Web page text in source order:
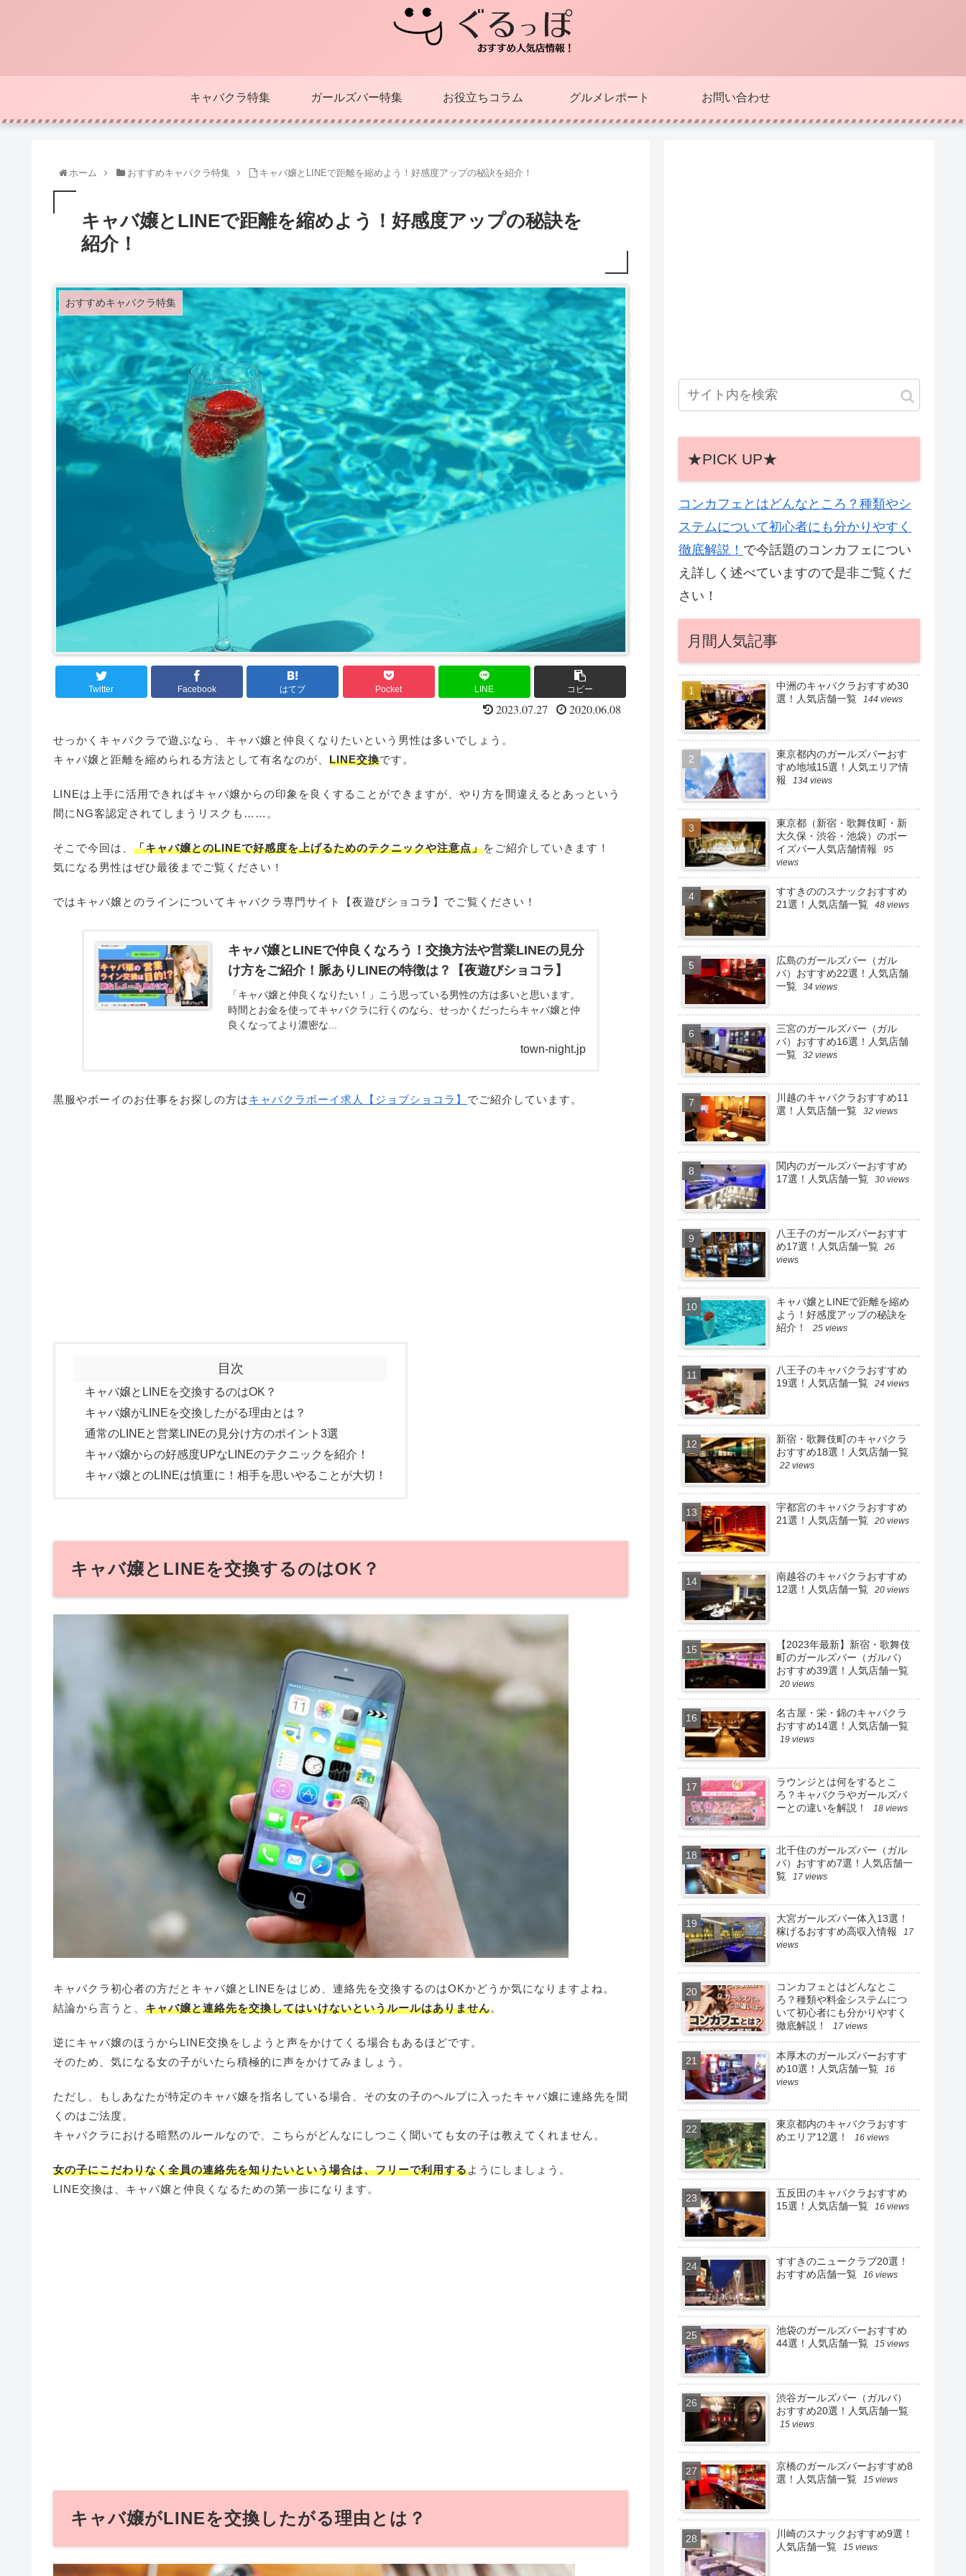
キャバクラ特集 ガールズバー特集 お役立ちコラム グルメレポート お問い合わせ
ホーム おすすめキャバクラ特集 キャバ嬢とLINEで距離を縮めよう！好感度アップの秘訣を紹介！
キャバ嬢とLINEで距離を縮めよう！好感度アップの秘訣を
紹介！
おすすめキャバクラ特集
Twitter Facebook はてブ Pocket LINE コピー
2023.07.27 2020.06.08
せっかくキャバクラで遊ぶなら、キャバ嬢と仲良くなりたいという男性は多いでしょう。
キャバ嬢と距離を縮められる方法として有名なのが、 LINE交換です。
LINEは上手に活用できればキャバ嬢からの印象を良くすることができますが、やり方を間違えるとあっという
間にNG客認定されてしまうリスクも……。
そこで今回は、 「キャバ嬢とのLINEで好感度を上げるためのテクニックや注意点」をご紹介していきます！
気になる男性はぜひ最後までご覧ください！
ではキャバ嬢とのラインについてキャバクラ専門サイト【夜遊びショコラ】でご覧ください！
キャバ嬢とLINEで仲良くなろう！交換方法や営業LINEの見分
け方をご紹介！脈ありLINEの特徴は？【夜遊びショコラ】
「キャバ嬢と仲良くなりたい！」こう思っている男性の方は多いと思います。
時間とお金を使ってキャバクラに行くのなら、せっかくだったらキャバ嬢と仲
良くなってより濃密な...
town-night.jp
黒服やボーイのお仕事をお探しの方はキャバクラボーイ求人【ジョブショコラ】 でご紹介しています。
目次
キャバ嬢とLINEを交換するのはOK？
キャバ嬢がLINEを交換したがる理由とは？
通常のLINEと営業LINEの見分け方のポイント3選
キャバ嬢からの好感度UPなLINEのテクニックを紹介！
キャバ嬢とのLINEは慎重に！相手を思いやることが大切！
キャバ嬢とLINEを交換するのはOK？
キャバクラ初心者の方だとキャバ嬢とLINEをはじめ、連絡先を交換するのはOKかどうか気になりますよね。
結論から言うと、 キャバ嬢と連絡先を交換してはいけないというルールはありません。
逆にキャバ嬢のほうからLINE交換をしようと声をかけてくる場合もあるほどです。
そのため、気になる女の子がいたら積極的に声をかけてみましょう。
ただし、もしあなたが特定のキャバ嬢を指名している場合、その女の子のヘルプに入ったキャバ嬢に連絡先を聞
くのはご法度。
キャバクラにおける暗黙のルールなので、こちらがどんなにしつこく聞いても女の子は教えてくれません。
女の子にこだわりなく全員の連絡先を知りたいという場合は、フリーで利用するようにしましょう。
LINE交換は、キャバ嬢と仲良くなるための第一歩になります。
キャバ嬢がLINEを交換したがる理由とは？
★PICK UP★
コンカフェとはどんなところ？種類やシ
ステムについて初心者にも分かりやすく
徹底解説！ で今話題のコンカフェについ
え詳しく述べていますので是非ご覧くだ
さい！
月間人気記事
中洲のキャバクラおすすめ30
選！人気店舗一覧
144 views
東京都内のガールズバーおす
すめ地域15選！人気エリア情
報
134 views
東京都（新宿・歌舞伎町・新
大久保・渋谷・池袋）のボー
イズバー人気店舗情報
95
views
すすきののスナックおすすめ
21選！人気店舗一覧
48 views
広島のガールズバー（ガル
バ）おすすめ22選！人気店舗
一覧
34 views
三宮のガールズバー（ガル
バ）おすすめ16選！人気店舗
一覧
32 views
川越のキャバクラおすすめ11
選！人気店舗一覧
32 views
関内のガールズバーおすすめ
17選！人気店舗一覧
30 views
八王子のガールズバーおすす
め17選！人気店舗一覧
26
views
キャバ嬢とLINEで距離を縮め
よう！好感度アップの秘訣を
紹介！
25 views
八王子のキャバクラおすすめ
19選！人気店舗一覧
24 views
新宿・歌舞伎町のキャバクラ
おすすめ18選！人気店舗一覧
22 views
宇都宮のキャバクラおすすめ
21選！人気店舗一覧
20 views
南越谷のキャバクラおすすめ
12選！人気店舗一覧
20 views
【2023年最新】新宿・歌舞伎
町のガールズバー（ガルバ）
おすすめ39選！人気店舗一覧
20 views
名古屋・栄・錦のキャバクラ
おすすめ14選！人気店舗一覧
19 views
ラウンジとは何をするとこ
ろ？キャバクラやガールズバ
ーとの違いを解説！
18 views
北千住のガールズバー（ガル
バ）おすすめ7選！人気店舗一
覧
17 views
大宮ガールズバー体入13選！
稼げるおすすめ高収入情報
17
views
コンカフェとはどんなとこ
ろ？種類や料金システムにつ
いて初心者にも分かりやすく
徹底解説！
17 views
本厚木のガールズバーおすす
め10選！人気店舗一覧
16
views
東京都内のキャバクラおすす
めエリア12選！
16 views
五反田のキャバクラおすすめ
15選！人気店舗一覧
16 views
すすきのニュークラブ20選！
おすすめ店舗一覧
16 views
池袋のガールズバーおすすめ
44選！人気店舗一覧
15 views
渋谷ガールズバー（ガルバ）
おすすめ20選！人気店舗一覧
15 views
京橋のガールズバーおすすめ8
選！人気店舗一覧
15 views
川崎のスナックおすすめ9選！
人気店舗一覧
15 views